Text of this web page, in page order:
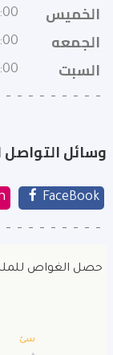
الخميس 22:00
الجمعه 22:00
السبت 22:00
وسائل التواصل
FaceBook
حصل الغواص
سئ